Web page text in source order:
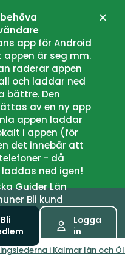
app för Android
är seg mm.
raderar appen
och laddar ned
bättre. Den
av en ny app
appen laddar
i appen (för
det innebär att
- då
ned igen!
GuiderLän
Bli kund
Bli
Logga
in
i Kalmar län och